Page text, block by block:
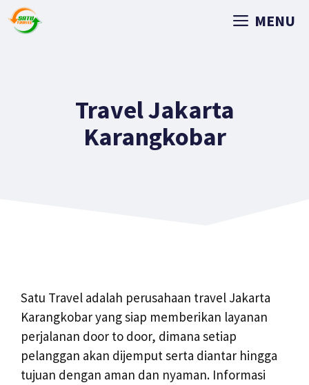
MENU
Travel Jakarta
Karangkobar
Satu Travel adalah perusahaan travel Jakarta
Karangkobar yang siap memberikan layanan
perjalanan door to door, dimana setiap
pelanggan akan dijemput serta diantar hingga
tujuan dengan aman dan nyaman. Informasi